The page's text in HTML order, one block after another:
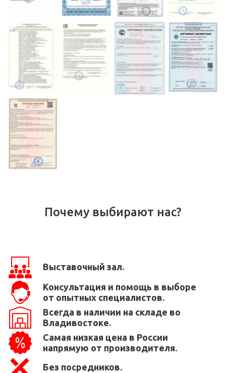
Почему выбирают нас?
Выставочный зал.
Консультация и помощь в выборе
от опытных специалистов.
Всегда в наличии на складе во
Владивостоке.
Самая низкая цена в России
напрямую от производителя.
Без посредников.